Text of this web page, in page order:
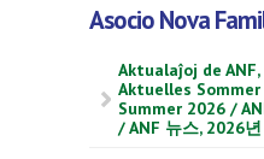
Asocio Nova
Aktualaĵoj de
Aktuelles
Summer 2026 /
/ ANF 뉴스, 2026